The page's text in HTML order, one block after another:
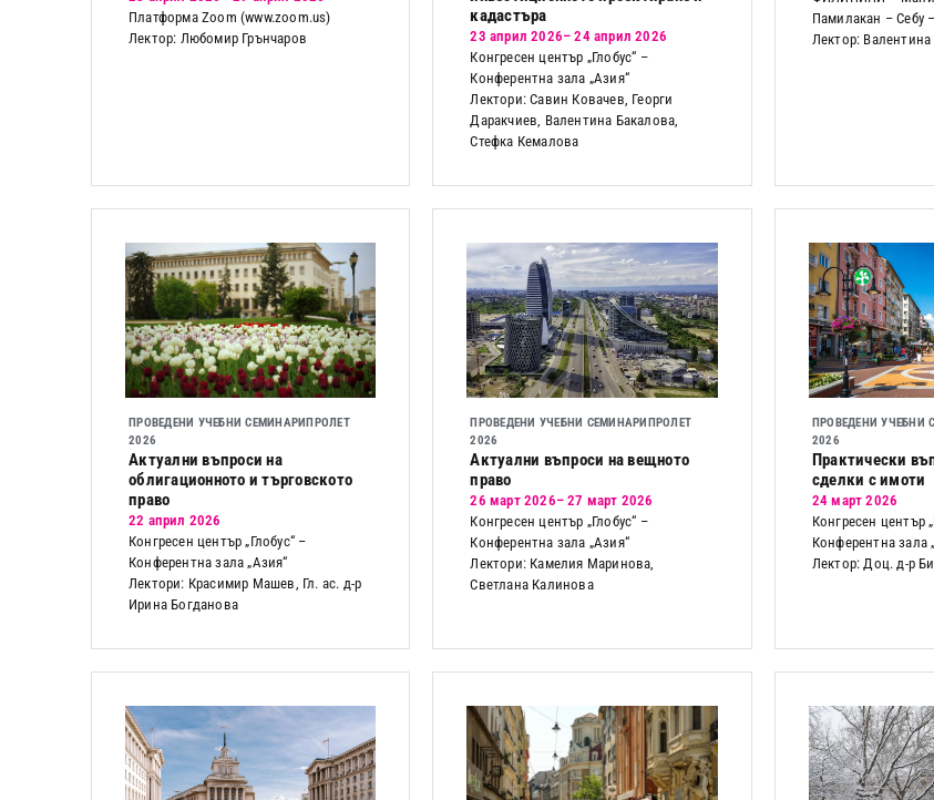
Платформа Zoom (www.zoom.us)
Лектор: Любомир Грънчаров
кадастъра
23 април 2026– 24 април 2026
Конгресен център „Глобус“ –
Конферентна зала „Азия“
Лектори: Савин Ковачев, Георги
Даракчиев, Валентина Бакалова,
Стефка Кемалова
Памилакан – Себу
Лектор:
ПРОВЕДЕНИ УЧЕБНИ СЕМИНАРИ ПРОЛЕТ
2026
Актуални въпроси на
облигационното и търговското
право
22 април 2026
Конгресен център „Глобус“ –
Конферентна зала „Азия“
Лектори: Красимир Машев, Гл. ас. д-р
Ирина Богданова
ПРОВЕДЕНИ УЧЕБНИ СЕМИНАРИ ПРОЛЕТ
2026
Актуални въпроси на вещното
право
26 март 2026– 27 март 2026
Конгресен център „Глобус“ –
Конферентна зала „Азия“
Лектори: Камелия Маринова,
Светлана Калинова
ПРОВЕДЕНИ УЧЕБНИ
2026
Практически
сделки с имоти
24 март 2026
Конгресен център
Конферентна зала
Лектор: Доц. д-р